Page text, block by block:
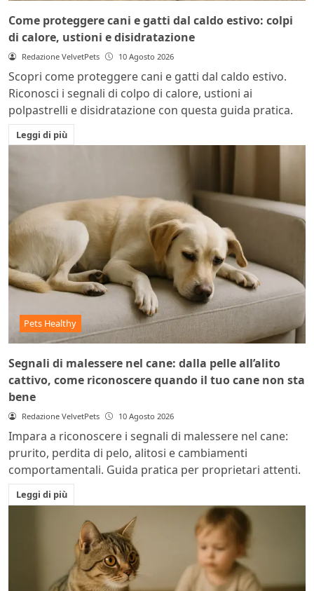
Come proteggere cani e gatti dal caldo estivo: colpi
di calore, ustioni e disidratazione
Redazione VelvetPets 10 Agosto 2026
Scopri come proteggere cani e gatti dal caldo estivo.
Riconosci i segnali di colpo di calore, ustioni ai
polpastrelli e disidratazione con questa guida pratica.
Leggi di più
Pets Healthy
Segnali di malessere nel cane: dalla pelle all’alito
cattivo, come riconoscere quando il tuo cane non sta
bene
Redazione VelvetPets 10 Agosto 2026
Impara a riconoscere i segnali di malessere nel cane:
prurito, perdita di pelo, alitosi e cambiamenti
comportamentali. Guida pratica per proprietari attenti.
Leggi di più